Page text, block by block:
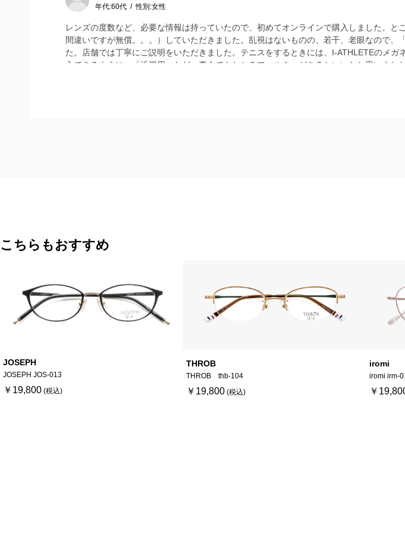
年代:60代 性別:女性
レンズの度数など、必要な情報は持っていたので、初めてオンラインで購入しました。
間違いですが無償。。。）していただきました。乱視はないものの、若干、老眼なので
た。店舗では丁寧にご説明をいただきました。テニスをするときには、I-ATHLETEのメ
入できるように、「近視用」など、素人でもわかるフィルターがあるといいなと思いました
こちらもおすすめ
JOSEPH
JOSEPH JOS-013
￥19,800
THROB
THROB thb-104
￥19,800
iromi
iromi irm-
￥